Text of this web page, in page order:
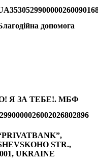
допомога
Я ЗА ТЕБЕ!. МБФ
STR.,
UKRAINE